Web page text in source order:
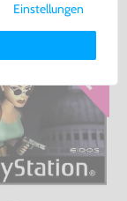
Cookies und
Daten­schutz­
Einstellungen